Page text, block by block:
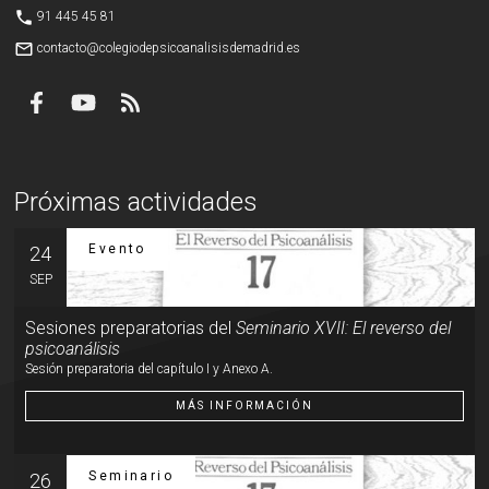
phone 91 445 45 81
mail_outline contacto@colegiodepsicoanalisisdemadrid.es
Próximas actividades
24
SEP
Evento
Sesiones preparatorias delSeminario XVII: El reverso del
psicoanálisis
Sesión preparatoria del capítulo I y Anexo A.
MÁS INFORMACIÓN
26 Seminario